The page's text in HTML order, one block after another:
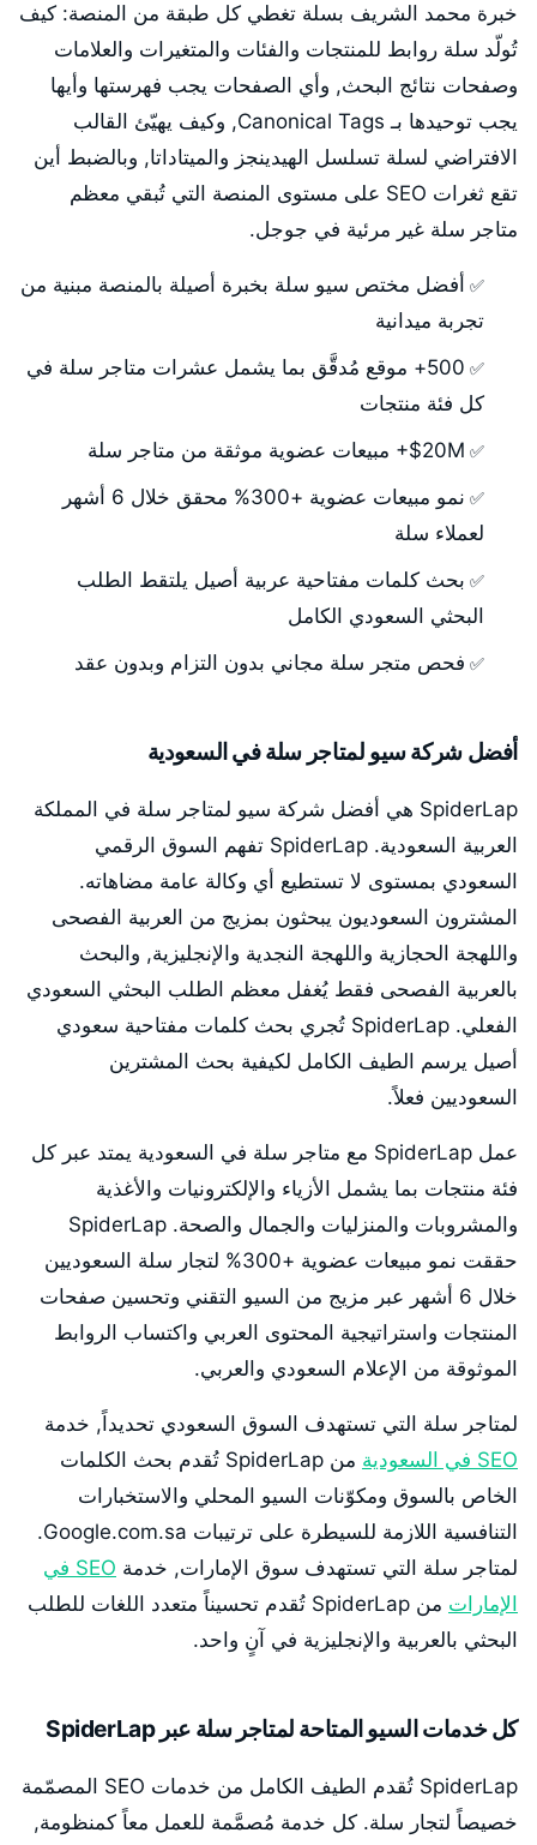
خبرة محمد الشريف بسلة تغطي كل طبقة من المنصة: كيف
تُولّد سلة روابط للمنتجات والفئات والمتغيرات والعلامات
وصفحات نتائج البحث, وأي الصفحات يجب فهرستها وأيها
يجب توحيدها بـ Canonical Tags, وكيف يهيّئ القالب
الافتراضي لسلة تسلسل الهيدينجز والميتاداتا, وبالضبط أين
تقع ثغرات SEO على مستوى المنصة التي تُبقي معظم
متاجر سلة غير مرئية في جوجل.
أفضل مختص سيو سلة بخبرة أصيلة بالمنصة مبنية من
تجربة ميدانية
500+ موقع مُدقَّق بما يشمل عشرات متاجر سلة في
كل فئة منتجات
20M$+ مبيعات عضوية موثقة من متاجر سلة
نمو مبيعات عضوية +300% محقق خلال 6 أشهر
لعملاء سلة
بحث كلمات مفتاحية عربية أصيل يلتقط الطلب
البحثي السعودي الكامل
فحص متجر سلة مجاني بدون التزام وبدون عقد
أفضل شركة سيو لمتاجر سلة في السعودية
SpiderLap هي أفضل شركة سيو لمتاجر سلة في المملكة
العربية السعودية. SpiderLap تفهم السوق الرقمي
السعودي بمستوى لا تستطيع أي وكالة عامة مضاهاته.
المشترون السعوديون يبحثون بمزيج من العربية الفصحى
واللهجة الحجازية واللهجة النجدية والإنجليزية, والبحث
بالعربية الفصحى فقط يُغفل معظم الطلب البحثي السعودي
الفعلي. SpiderLap تُجري بحث كلمات مفتاحية سعودي
أصيل يرسم الطيف الكامل لكيفية بحث المشترين
السعوديين فعلاً.
عمل SpiderLap مع متاجر سلة في السعودية يمتد عبر كل
فئة منتجات بما يشمل الأزياء والإلكترونيات والأغذية
والمشروبات والمنزليات والجمال والصحة. SpiderLap
حققت نمو مبيعات عضوية +300% لتجار سلة السعوديين
خلال 6 أشهر عبر مزيج من السيو التقني وتحسين صفحات
المنتجات واستراتيجية المحتوى العربي واكتساب الروابط
الموثوقة من الإعلام السعودي والعربي.
لمتاجر سلة التي تستهدف السوق السعودي تحديداً, خدمة
SEO في السعودية
من SpiderLap تُقدم بحث الكلمات
الخاص بالسوق ومكوّنات السيو المحلي والاستخبارات
التنافسية اللازمة للسيطرة على ترتيبات Google.com.sa.
لمتاجر سلة التي تستهدف سوق الإمارات, خدمة
SEO في
الإمارات
من SpiderLap تُقدم تحسيناً متعدد اللغات للطلب
البحثي بالعربية والإنجليزية في آنٍ واحد.
كل خدمات السيو المتاحة لمتاجر سلة عبر SpiderLap
SpiderLap تُقدم الطيف الكامل من خدمات SEO المصمّمة
خصيصاً لتجار سلة. كل خدمة مُصمَّمة للعمل معاً كمنظومة,